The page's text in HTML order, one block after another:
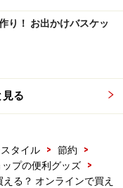
とめ買いは、大量注
ずに購入することも
と沖縄含む）で1回
り！ お出かけバスケッ
見る
タイル > 節約
>
プの便利グッズ
>
る？ オンラインで買え